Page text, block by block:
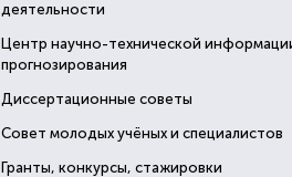
деятельности
Центр научно-технической
прогнозирования
Диссертационные советы
Совет молодых учёных и специалистов
Гранты, конкурсы, стажировки